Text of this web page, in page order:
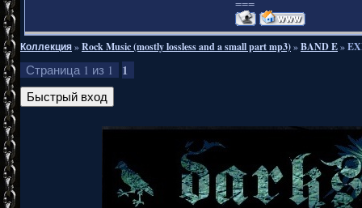
Коллекция»Rock Music (mostly lossless and a small part mp3)»BAND E»
Страница 1 из 1 1